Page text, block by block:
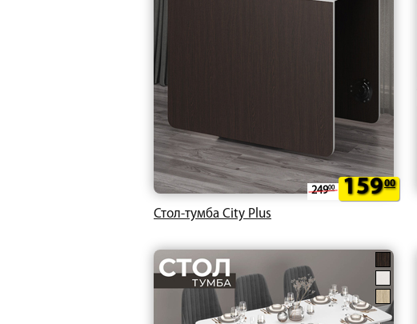
Стол-тумба City Plus
24900 15900